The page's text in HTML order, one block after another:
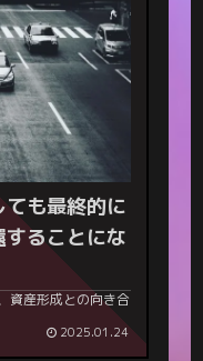
ても最終的に
ることにな
資産形成との向き合
2025.01.24